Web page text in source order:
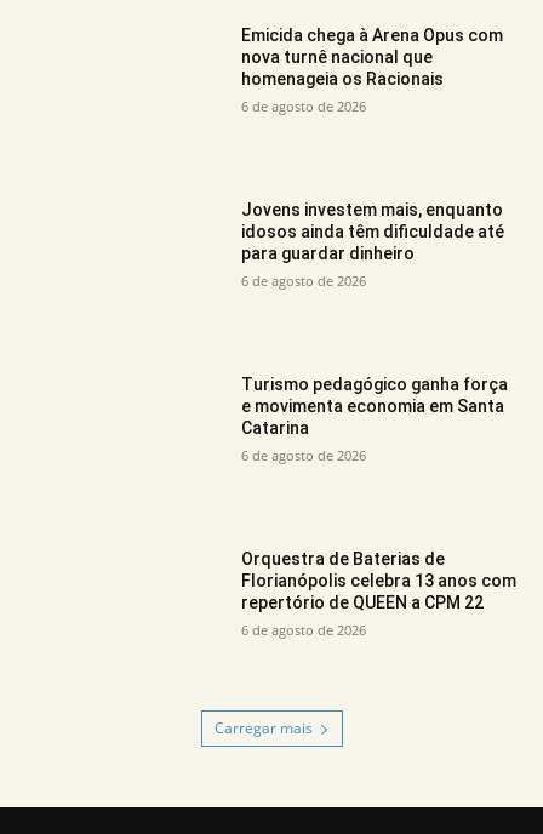
Emicida chega à Arena Opus com
nova turnê nacional que
homenageia os Racionais
6 de agosto de 2026
Jovens investem mais, enquanto
idosos ainda têm dificuldade até
para guardar dinheiro
6 de agosto de 2026
Turismo pedagógico ganha força
e movimenta economia em Santa
Catarina
6 de agosto de 2026
Orquestra de Baterias de
Florianópolis celebra 13 anos com
repertório de QUEEN a CPM 22
6 de agosto de 2026
Carregar mais